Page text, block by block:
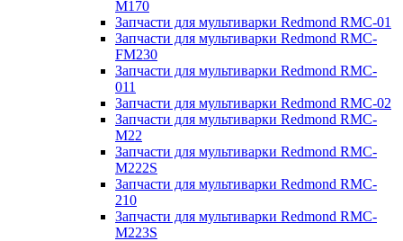
M170
Запчасти для мультиварки Redmond RMC-01
Запчасти для мультиварки Redmond RMC-
FM230
Запчасти для мультиварки Redmond RMC-
011
Запчасти для мультиварки Redmond RMC-02
Запчасти для мультиварки Redmond RMC-
M22
Запчасти для мультиварки Redmond RMC-
M222S
Запчасти для мультиварки Redmond RMC-
210
Запчасти для мультиварки Redmond RMC-
M223S